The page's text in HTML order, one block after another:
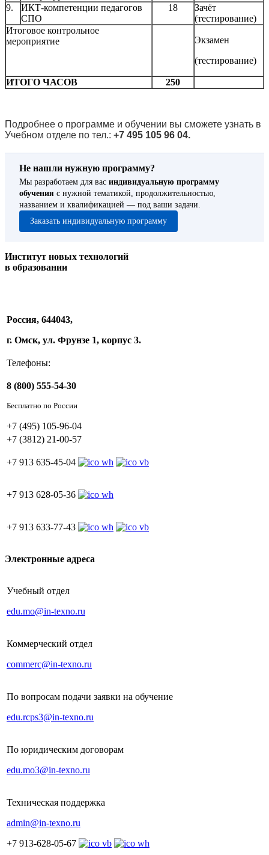
9.
ИКТ-компетенции педагогов
СПО
18
Зачёт
(тестирование)
Итоговое контрольное
мероприятие
Экзамен
(тестирование)
ИТОГО ЧАСОВ 250
Подробнее о программе и обучении вы сможете узнать в
Учебном отделе по тел.: +7 495 105 96 04.
Не нашли нужную программу?
Мы разработаем для вас индивидуальную программу
обучения с нужной тематикой, продолжительностью,
названием и квалификацией — под ваши задачи.
Заказать индивидуальную программу
Институт новых технологий
в образовании
Россия, 644043,
г. Омск, ул. Фрунзе 1, корпус 3.
Телефоны:
8 (800) 555-54-30
Бесплатно по России
+7 (495) 105-96-04
+7 (3812) 21-00-57
+7 913 635-45-04
+7 913 628-05-36
+7 913 633-77-43
Электронные адреса
Учебный отдел
edu.mo@in-texno.ru
Коммерческий отдел
commerc@in-texno.ru
По вопросам подачи заявки на обучение
edu.rcps3@in-texno.ru
По юридическим договорам
edu.mo3@in-texno.ru
Техническая поддержка
admin@in-texno.ru
+7 913-628-05-67